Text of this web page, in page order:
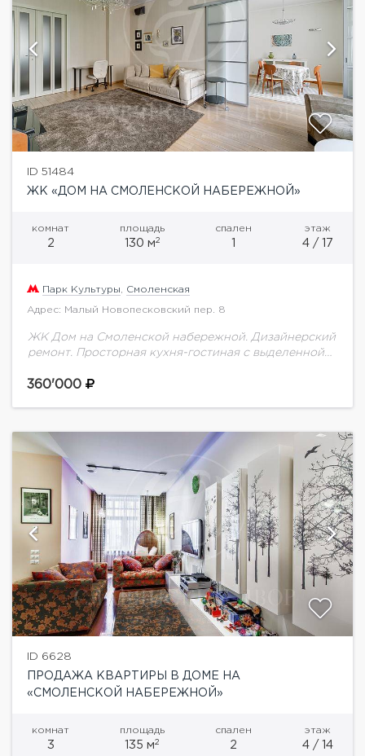
ID 51484
ЖК «ДОМ НА СМОЛЕНСКОЙ НАБЕРЕЖНОЙ»
комнат
2
площадь
130 м2
спален
1
этаж
4 / 17
Парк Культуры Смоленская
Адрес: Малый Новопесковский пер. 8
ЖК Дом на Смоленской набережной. Дизайнерский
ремонт. Просторная кухня-гостиная с выделенной
комната и хозяйственная комната. Мебель и техника
360'000
ID 6628
ПРОДАЖА КВАРТИРЫ В ДОМЕ НА
«СМОЛЕНСКОЙ НАБЕРЕЖНОЙ»
комнат
3
площадь
135 м2
спален
2
этаж
4 / 14